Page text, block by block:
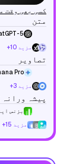
کسی بھی وقت
متن
5
مزید 10+
تصاویر
Pro
مزید 3+
پیشہ ورانہ
بزنس
مزید 15+